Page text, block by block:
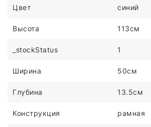
Цвет синий
Высота 113см
_stockStatus 1
Ширина 50см
Глубина 13.5см
Конструкция рамная